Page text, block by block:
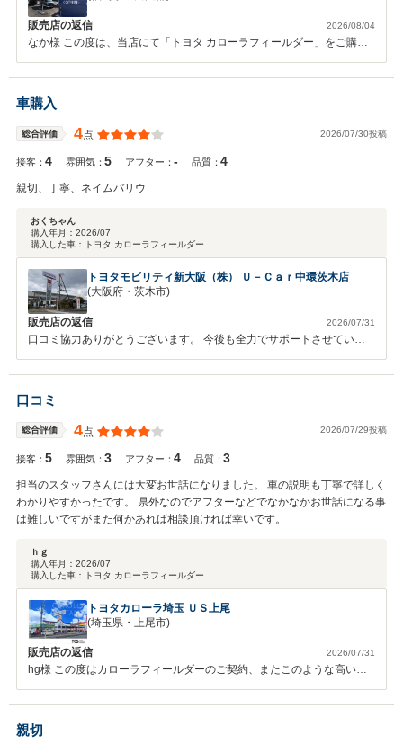
販売店の返信 2026/08/04
なか様 この度は、当店にて「トヨタ カローラフィールダー」をご購入
いただき、誠にありがとうございます。 また、総合評価5点という大変
高い評価と温かいクチコミをご投稿いただき、スタッフ一同大変嬉しく
思っております。 営業担当をはじめ、当店スタッフの対応やお店の雰
囲気についてお褒めの言葉をいただき、感謝申し上げます。「相談しや
すい話し方、応対態度」と感じていただけたことは、私たちがお客様に
安心してお車選びを楽しんでいただくために日々心がけていることです
ので、大変励みになります。 「何かあった時にはまた利用させていた
購入いただいてからが本当のお付き合いの始まりだと考えております。
いましたら、いつでもお気軽にご相談くださいませ。 なか様のこれか
らのカーライフが素晴らしいものとなりますよう、スタッフ一同全力で
くお願いいたします。 ＴＲＩＡＬ ＣＡＲＳ スタッフ一同
車購入
総合評価 4点 2026/07/30投稿
接客：4 雰囲気：5 アフター：- 品質：4
親切、丁寧、ネイムバリウ
おくちゃん
購入年月： 2026/07
購入した車：
トヨタ カローラフィールダー
トヨタモビリティ新大阪（株） Ｕ－Ｃａｒ中環茨木店
(大阪府・茨木市)
販売店の返信 2026/07/31
口コミ協力ありがとうございます。 今後も全力でサポートさせていた
口コミ
総合評価 4点 2026/07/29投稿
接客：5 雰囲気：3 アフター：4 品質：3
担当のスタッフさんには大変お世話になりました。 車の説明も丁寧で詳しく
わかりやすかったです。 県外なのでアフターなどでなかなかお世話になる事
は難しいですがまた何かあれば相談頂ければ幸いです。
ｈｇ
購入年月： 2026/07
購入した車：
トヨタ カローラフィールダー
トヨタカローラ埼玉 ＵＳ上尾
(埼玉県・上尾市)
販売店の返信 2026/07/31
hg様 この度はカローラフィールダーのご契約、またこのような高い評
価をいただき誠にありがとうございます。 遠方にはなりますが、何か
お困りのことがありましたらお気軽にご連絡ください。 今後とも末永
いお付き合いの程よろしくお願いいたします。
親切